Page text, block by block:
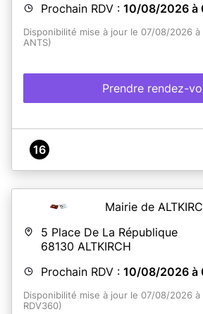
Prochain RDV : 10/08/2026 à
Disponibilité mise à jour le 07/08/2026 à
ANTS)
Prendre rendez-
16
Mairie de
5 Place De La République
68130 ALTKIRCH
Prochain RDV : 10/08/2026 à
Disponibilité mise à jour le 07/08/2026 à
RDV360)